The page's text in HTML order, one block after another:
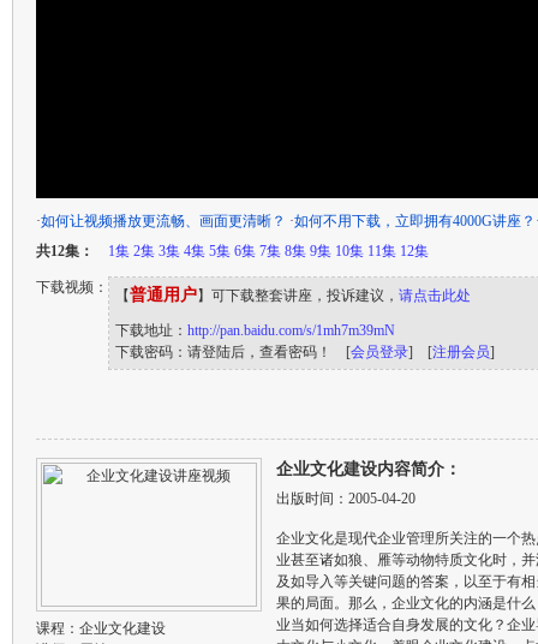
·如何让视频播放更流畅、画面更清晰？ ·如何不用下载，立即拥有4000G讲座？
共12集：
1集 2集 3集 4集 5集 6集 7集 8集 9集 10集 11集 12集
下载视频： 【普通用户】可下载整套讲座，投诉建议， 请点击此处
下载地址： http://pan.baidu.com/s/1mh7m39mN
下载密码：请登陆后，查看密码！ [会员登录] [注册会员]
课程： 企业文化建设
企业文化建设内容简介：
出版时间：2005-04-20
企业文化是现代企业管理所关注的一个
业甚至诸如狼、雁等动物特质文化时，
及如导入等关键问题的答案，以至于有
果的局面。那么，企业文化的内涵是什
业当如何选择适合自身发展的文化？企